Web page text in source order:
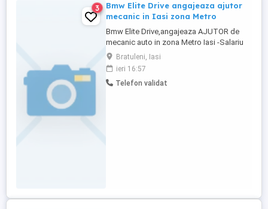
3
Bmw Elite Drive angajeaza ajutor
mecanic in Iasi zona Metro
Bmw Elite Drive,angajeaza AJUTOR de
mecanic auto in zona Metro Iasi -Salariu
atractiv -Mediu de lucru serios si stabil -
Posibilitatea de invatare si dezvoltare
Bratuleni, Iasi
ieri 16:57
Telefon validat